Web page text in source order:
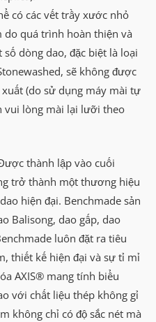
có các vết trầy xước nhỏ
quá trình hoàn thiện và
dòng dao, đặc biệt là loại
sẽ không được
(do sử dụng máy mài tự
vui lòng mài lại lưỡi theo
thành lập vào cuối
trở thành một thương hiệu
hiện đại. Benchmade sản
Balisong, dao gấp, dao
luôn đặt ra tiêu
thiết kế hiện đại và sự tỉ mỉ
AXIS® mang tính biểu
với chất liệu thép không gỉ
không chỉ có độ sắc nét mà